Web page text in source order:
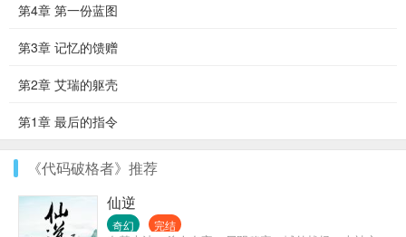
第4章 第一份蓝图
第3章 记忆的馈赠
第2章 艾瑞的躯壳
第1章 最后的指令
《代码破格者》推荐
仙逆
奇幻 完结